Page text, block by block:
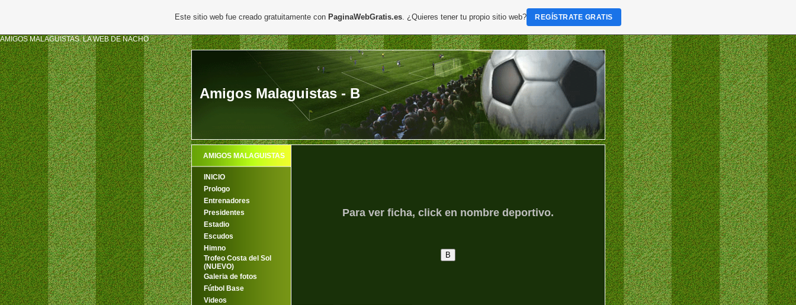
AMIGOS MALAGUISTAS. LA WEB DE NACHO
Amigos Malaguistas - B
AMIGOS MALAGUISTAS
INICIO
Prologo
Entrenadores
Presidentes
Estadio
Escudos
Himno
Trofeo Costa del Sol
(NUEVO)
Galeria de fotos
Fútbol Base
Videos
Para ver ficha, click en nombre deportivo.
Este sitio web fue creado gratuitamente con PaginaWebGratis.es. ¿Quieres tener tu propio sitio web? REGÍSTRATE GRATIS